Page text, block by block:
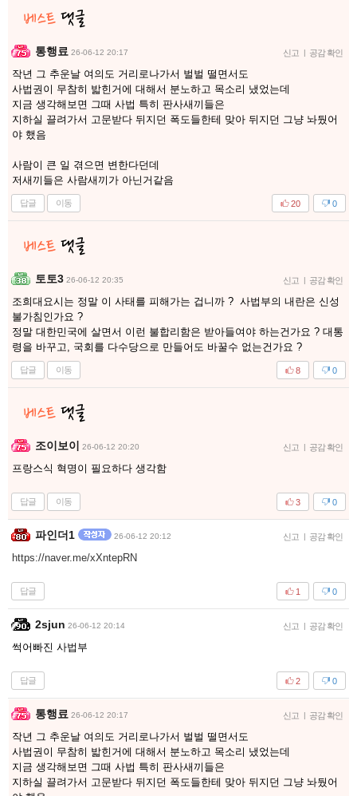
통행료 26-06-12 20:17 신고 | 공감 확인
작년 그 추운날 여의도 거리로나가서 벌벌 떨면서도
사법권이 무참히 밟힌거에 대해서 분노하고 목소리 냈었는데
지금 생각해보면 그때 사법 특히 판사새끼들은
지하실 끌려가서 고문받다 뒤지던 폭도들한테 맞아 뒤지던 그냥 놔뒀어
야 했음
사람이 큰 일 겪으면 변한다던데
저새끼들은 사람새끼가 아닌거같음
답글 이동 0
20
토토3 26-06-12 20:35 신고 | 공감 확인
조희대요시는 정말 이 사태를 피해가는 겁니까 ? 사법부의 내란은 신성
불가침인가요 ?
정말 대한민국에 살면서 이런 불합리함은 받아들여야 하는건가요 ? 대통
령을 바꾸고, 국회를 다수당으로 만들어도 바꿀수 없는건가요 ?
답글 이동 0
8
조이보이 26-06-12 20:20 신고 | 공감 확인
프랑스식 혁명이 필요하다 생각함
답글 이동 0
3
파인더1 26-06-12 20:12 신고 | 공감 확인
https://naver.me/xXntepRN
답글 0
1
2sjun 26-06-12 20:14 신고 | 공감 확인
썩어빠진 사법부
답글 0
2
통행료 26-06-12 20:17 신고 | 공감 확인
작년 그 추운날 여의도 거리로나가서 벌벌 떨면서도
사법권이 무참히 밟힌거에 대해서 분노하고 목소리 냈었는데
지금 생각해보면 그때 사법 특히 판사새끼들은
지하실 끌려가서 고문받다 뒤지던 폭도들한테 맞아 뒤지던 그냥 놔뒀어